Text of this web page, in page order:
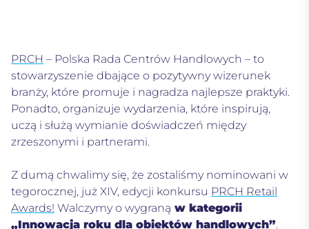
PRCH – Polska Rada Centrów Handlowych – to
stowarzyszenie dbające o pozytywny wizerunek
branży, które promuje i nagradza najlepsze praktyki.
Ponadto, organizuje wydarzenia, które inspirują,
uczą i służą wymianie doświadczeń między
zrzeszonymi i partnerami.
Z dumą chwalimy się, że zostaliśmy nominowani w
tegorocznej, już XIV, edycji konkursu PRCH Retail
Awards! Walczymy o wygraną w kategorii
„Innowacja roku dla obiektów handlowych”.